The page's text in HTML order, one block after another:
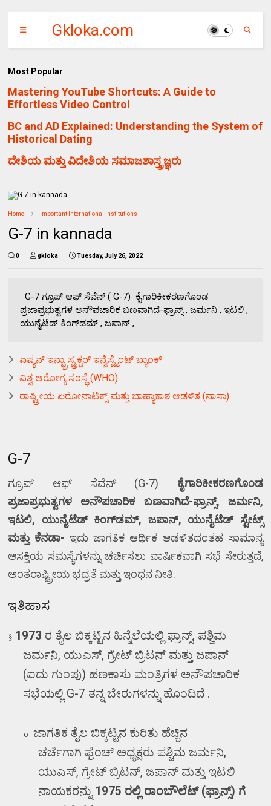
Gkloka.com
Most Popular
Mastering YouTube Shortcuts: A Guide to
Effortless Video Control
BC and AD Explained: Understanding the System of
Historical Dating
ದೇಶಿಯ ಮತ್ತು ವಿದೇಶಿಯ ಸಮಾಜಶಾಸ್ತ್ರಜ್ಞರು
Home Important International Institutions
G-7 in kannada
0 gkloka Tuesday, July 26, 2022
G-7 ಗ್ರೂಪ್ ಆಫ್ ಸೆವೆನ್ ( G-7) ಕೈಗಾರಿಕೀಕರಣಗೊಂಡ
ಪ್ರಜಾಪ್ರಭುತ್ವಗಳ ಅನೌಪಚಾರಿಕ ಬಣವಾಗಿದೆ-ಫ್ರಾನ್ಸ್ , ಜರ್ಮನಿ , ಇಟಲಿ ,
ಯುನೈಟೆಡ್ ಕಿಂಗ್‌ಡಮ್ , ಜಪಾನ್ ,...
ಏಷ್ಯನ್ ಇನ್ಫ್ರಾಸ್ಟ್ರಕ್ಚರ್ ಇನ್ವೆಸ್ಟ್ಮೆಂಟ್ ಬ್ಯಾಂಕ್
ವಿಶ್ವ ಆರೋಗ್ಯ ಸಂಸ್ಥೆ (WHO)
ರಾಷ್ಟ್ರೀಯ ಏರೋನಾಟಿಕ್ಸ್ ಮತ್ತು ಬಾಹ್ಯಾಕಾಶ ಆಡಳಿತ (ನಾಸಾ)
G-7
ಗ್ರೂಪ್ ಆಫ್ ಸೆವೆನ್ (G-7) ಕೈಗಾರಿಕೀಕರಣಗೊಂಡ
ಪ್ರಜಾಪ್ರಭುತ್ವಗಳ ಅನೌಪಚಾರಿಕ ಬಣವಾಗಿದೆ-ಫ್ರಾನ್ಸ್, ಜರ್ಮನಿ,
ಇಟಲಿ, ಯುನೈಟೆಡ್ ಕಿಂಗ್‌ಡಮ್, ಜಪಾನ್, ಯುನೈಟೆಡ್ ಸ್ಟೇಟ್ಸ್
ಮತ್ತು ಕೆನಡಾ- ಇದು ಜಾಗತಿಕ ಆರ್ಥಿಕ ಆಡಳಿತದಂತಹ ಸಾಮಾನ್ಯ
ಆಸಕ್ತಿಯ ಸಮಸ್ಯೆಗಳನ್ನು ಚರ್ಚಿಸಲು ವಾರ್ಷಿಕವಾಗಿ ಸಭೆ ಸೇರುತ್ತದೆ,
ಅಂತರಾಷ್ಟ್ರೀಯ ಭದ್ರತೆ ಮತ್ತು ಇಂಧನ ನೀತಿ.
ಇತಿಹಾಸ
§ 1973 ರ ತೈಲ ಬಿಕ್ಕಟ್ಟಿನ ಹಿನ್ನೆಲೆಯಲ್ಲಿ ಫ್ರಾನ್ಸ್, ಪಶ್ಚಿಮ
ಜರ್ಮನಿ, ಯುಎಸ್, ಗ್ರೇಟ್ ಬ್ರಿಟನ್ ಮತ್ತು ಜಪಾನ್
(ಐದು ಗುಂಪು) ಹಣಕಾಸು ಮಂತ್ರಿಗಳ ಅನೌಪಚಾರಿಕ
ಸಭೆಯಲ್ಲಿ G-7 ತನ್ನ ಬೇರುಗಳನ್ನು ಹೊಂದಿದೆ .
o
ಜಾಗತಿಕ ತೈಲ ಬಿಕ್ಕಟ್ಟಿನ ಕುರಿತು ಹೆಚ್ಚಿನ
ಚರ್ಚೆಗಾಗಿ ಫ್ರೆಂಚ್ ಅಧ್ಯಕ್ಷರು ಪಶ್ಚಿಮ ಜರ್ಮನಿ,
ಯುಎಸ್, ಗ್ರೇಟ್ ಬ್ರಿಟನ್,ಜಪಾನ್ ಮತ್ತು ಇಟಲಿ
ನಾಯಕರನ್ನು 1975 ರಲ್ಲಿ ರಾಂಬೌಲೆಟ್ (ಫ್ರಾನ್ಸ್) ಗೆ